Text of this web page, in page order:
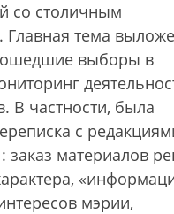
со столичным
Главная тема
выборы в
В частности, была
с
заказ материалов
мэрии,